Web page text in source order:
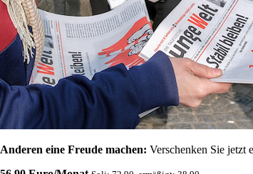
Anderen eine Freude machen: Verschenken Sie jetzt